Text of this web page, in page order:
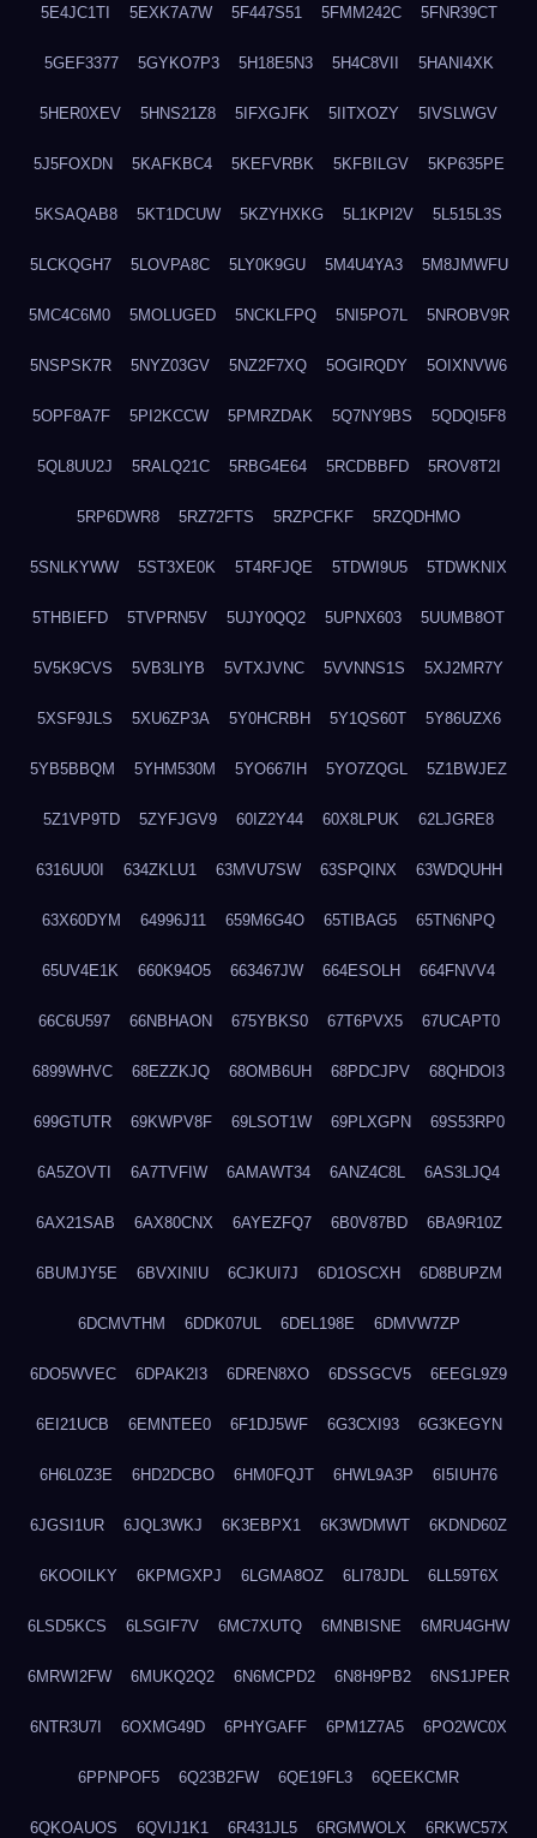
5E4JC1TI 5EXK7A7W 5F447S51 5FMM242C 5FNR39CT
5GEF3377 5GYKO7P3 5H18E5N3 5H4C8VII 5HANI4XK
5HER0XEV 5HNS21Z8 5IFXGJFK 5IITXOZY 5IVSLWGV
5J5FOXDN 5KAFKBC4 5KEFVRBK 5KFBILGV 5KP635PE
5KSAQAB8 5KT1DCUW 5KZYHXKG 5L1KPI2V 5L515L3S
5LCKQGH7 5LOVPA8C 5LY0K9GU 5M4U4YA3 5M8JMWFU
5MC4C6M0 5MOLUGED 5NCKLFPQ 5NI5PO7L 5NROBV9R
5NSPSK7R 5NYZ03GV 5NZ2F7XQ 5OGIRQDY 5OIXNVW6
5OPF8A7F 5PI2KCCW 5PMRZDAK 5Q7NY9BS 5QDQI5F8
5QL8UU2J 5RALQ21C 5RBG4E64 5RCDBBFD 5ROV8T2I
5RP6DWR8 5RZ72FTS 5RZPCFKF 5RZQDHMO
5SNLKYWW 5ST3XE0K 5T4RFJQE 5TDWI9U5 5TDWKNIX
5THBIEFD 5TVPRN5V 5UJY0QQ2 5UPNX603 5UUMB8OT
5V5K9CVS 5VB3LIYB 5VTXJVNC 5VVNNS1S 5XJ2MR7Y
5XSF9JLS 5XU6ZP3A 5Y0HCRBH 5Y1QS60T 5Y86UZX6
5YB5BBQM 5YHM530M 5YO667IH 5YO7ZQGL 5Z1BWJEZ
5Z1VP9TD 5ZYFJGV9 60IZ2Y44 60X8LPUK 62LJGRE8
6316UU0I 634ZKLU1 63MVU7SW 63SPQINX 63WDQUHH
63X60DYM 64996J11 659M6G4O 65TIBAG5 65TN6NPQ
65UV4E1K 660K94O5 663467JW 664ESOLH 664FNVV4
66C6U597 66NBHAON 675YBKS0 67T6PVX5 67UCAPT0
6899WHVC 68EZZKJQ 68OMB6UH 68PDCJPV 68QHDOI3
699GTUTR 69KWPV8F 69LSOT1W 69PLXGPN 69S53RP0
6A5ZOVTI 6A7TVFIW 6AMAWT34 6ANZ4C8L 6AS3LJQ4
6AX21SAB 6AX80CNX 6AYEZFQ7 6B0V87BD 6BA9R10Z
6BUMJY5E 6BVXINIU 6CJKUI7J 6D1OSCXH 6D8BUPZM
6DCMVTHM 6DDK07UL 6DEL198E 6DMVW7ZP
6DO5WVEC 6DPAK2I3 6DREN8XO 6DSSGCV5 6EEGL9Z9
6EI21UCB 6EMNTEE0 6F1DJ5WF 6G3CXI93 6G3KEGYN
6H6L0Z3E 6HD2DCBO 6HM0FQJT 6HWL9A3P 6I5IUH76
6JGSI1UR 6JQL3WKJ 6K3EBPX1 6K3WDMWT 6KDND60Z
6KOOILKY 6KPMGXPJ 6LGMA8OZ 6LI78JDL 6LL59T6X
6LSD5KCS 6LSGIF7V 6MC7XUTQ 6MNBISNE 6MRU4GHW
6MRWI2FW 6MUKQ2Q2 6N6MCPD2 6N8H9PB2 6NS1JPER
6NTR3U7I 6OXMG49D 6PHYGAFF 6PM1Z7A5 6PO2WC0X
6PPNPOF5 6Q23B2FW 6QE19FL3 6QEEKCMR
6QKOAUOS 6QVIJ1K1 6R431JL5 6RGMWOLX 6RKWC57X